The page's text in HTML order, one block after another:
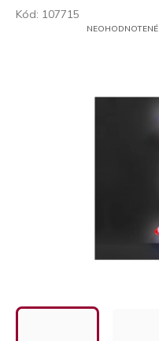
Kód: 107715
PRIEMERNÉNEOHODNOTENÉ